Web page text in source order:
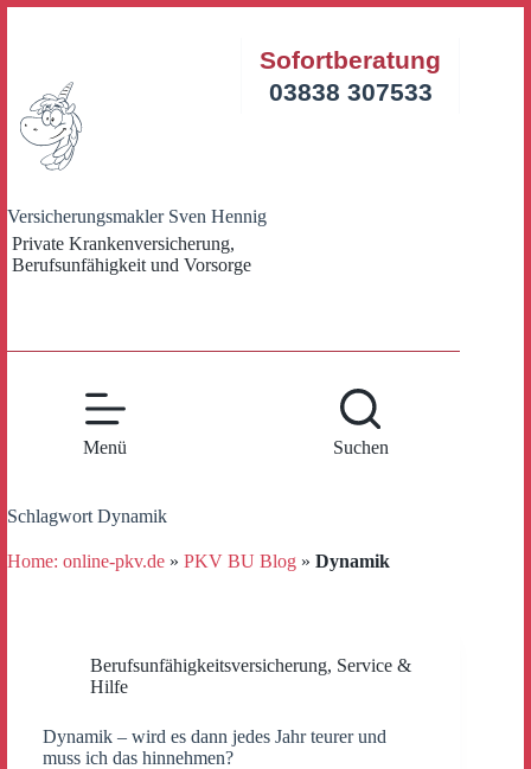
Versicherungsmakler Sven Hennig
Private Krankenversicherung,
Berufsunfähigkeit und Vorsorge
Sofortberatung
03838 307533
Menü Suchen
Schlagwort Dynamik
Home: online-pkv.de » PKV BU Blog » Dynamik
Berufsunfähigkeitsversicherung, Service &
Hilfe
Dynamik – wird es dann jedes Jahr teurer und
muss ich das hinnehmen?